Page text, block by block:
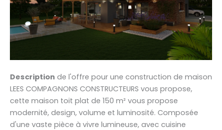
Description de l'offre pour une construction de maison
LEES COMPAGNONS CONSTRUCTEURS vous propose,
cette maison toit plat de 150 m² vous propose
modernité, design, volume et luminosité. Composée
d'une vaste pièce à vivre lumineuse, avec cuisine